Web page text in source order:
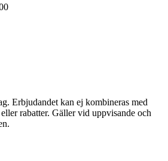
Erbjudandet kan ej kombineras med
rabatter. Gäller vid uppvisande och